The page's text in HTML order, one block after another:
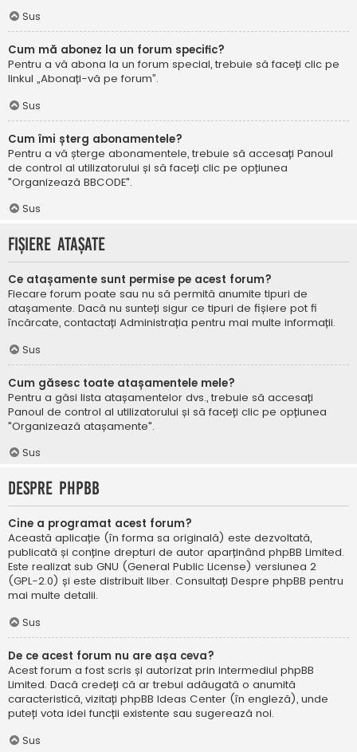
Sus
Cum mă abonez la un forum specific?
Pentru a vă abona la un forum special, trebuie să faceți clic pe
linkul „Abonați-vă pe forum”.
Sus
Cum îmi șterg abonamentele?
Pentru a vă șterge abonamentele, trebuie să accesați Panoul
de control al utilizatorului și să faceți clic pe opțiunea
"Organizează BBCODE".
Sus
Fișiere atașate
Ce atașamente sunt permise pe acest forum?
Fiecare forum poate sau nu să permită anumite tipuri de
atașamente. Dacă nu sunteți sigur ce tipuri de fișiere pot fi
încărcate, contactați Administrația pentru mai multe informații.
Sus
Cum găsesc toate atașamentele mele?
Pentru a găsi lista atașamentelor dvs., trebuie să accesați
Panoul de control al utilizatorului și să faceți clic pe opțiunea
"Organizează atașamente".
Sus
Despre phpBB
Cine a programat acest forum?
Această aplicație (în forma sa originală) este dezvoltată,
publicată și conține drepturi de autor aparținând phpBB Limited.
Este realizat sub GNU (General Public License) versiunea 2
(GPL-2.0) și este distribuit liber. Consultați Despre phpBB pentru
mai multe detalii.
Sus
De ce acest forum nu are așa ceva?
Acest forum a fost scris și autorizat prin intermediul phpBB
Limited. Dacă credeți că ar trebui adăugată o anumită
caracteristică, vizitați phpBB Ideas Center (în engleză), unde
puteți vota idei funcții existente sau sugerează noi.
Sus